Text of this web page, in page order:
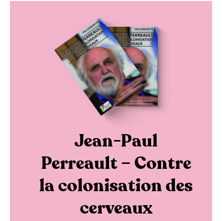
Jean-Paul
Perreault – Contre
la colonisation des
cerveaux